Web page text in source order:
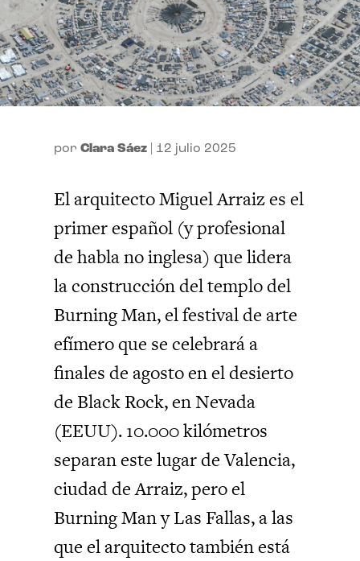
porClara Sáez 12 julio 2025
El arquitecto Miguel Arraiz es el
primer español (y profesional
de habla no inglesa) que lidera
la construcción del templo del
Burning Man, el festival de arte
efímero que se celebrará a
finales de agosto en el desierto
de Black Rock, en Nevada
(EEUU). 10.000 kilómetros
separan este lugar de Valencia,
ciudad de Arraiz, pero el
Burning Man y Las Fallas, a las
que el arquitecto también está